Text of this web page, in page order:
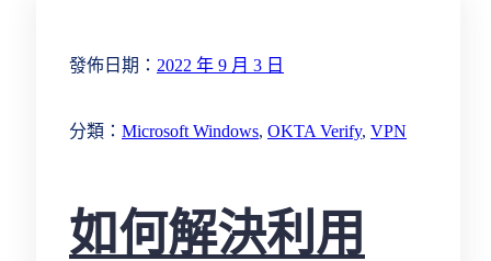
發佈日期： 2022 年 9 月 3 日
分類： Microsoft Windows, OKTA Verify, VPN
如何解決利用